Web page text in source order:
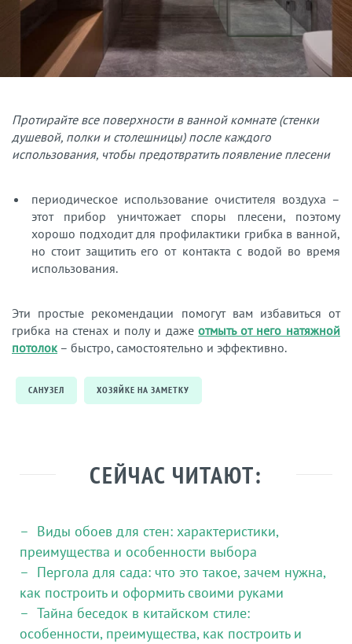
Протирайте все поверхности в ванной комнате (стенки
душевой, полки и столешницы) после каждого
использования, чтобы предотвратить появление плесени
периодическое использование очистителя воздуха –
этот прибор уничтожает споры плесени, поэтому
хорошо подходит для профилактики грибка в ванной,
но стоит защитить его от контакта с водой во время
использования.
Эти простые рекомендации помогут вам избавиться от
грибка на стенах и полу и дажеотмыть от него натяжной
потолок– быстро, самостоятельно и эффективно.
САНУЗЕЛ ХОЗЯЙКЕ НА ЗАМЕТКУ
СЕЙЧАС ЧИТАЮТ:
Виды обоев для стен: характеристики,
преимущества и особенности выбора
Пергола для сада: что это такое, зачем нужна,
как построить и оформить своими руками
Тайна беседок в китайском стиле:
особенности, преимущества, как построить и